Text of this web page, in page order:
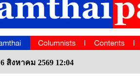
6 สิงหาคม 2569 12:04